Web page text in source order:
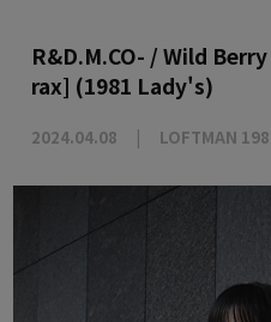
R&D.M.CO- / Wild
rax] (1981 Lady's)
2024.04.08 LOFTMAN